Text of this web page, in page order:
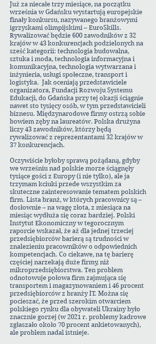
Już za niecałe trzy miesiące, na początku
września w Gdańsku wystartują europejskie
finały konkursu, nazywanego branżowymi
igrzyskami olimpijskimi – EuroSkills.
Rywalizować będzie 600 zawodników z 32
krajów w 43 konkurencjach podzielonych na
sześć kategorii: technologia budowalna,
sztuka i moda, technologia informacyjna i
komunikacyjna, technologia wytwarzana i
inżynieria, usługi społeczne, transport i
logistyka. Jak oceniają przedstawiciele
organizatora, Fundacji Rozwoju Systemu
Edukacji, do Gdańska przy tej okazji ściągnie
nawet sto tysięcy osób, w tym przedstawicieli
biznesu. Międzynarodowe firmy ostrzą sobie
bowiem zęby na laureatów. Polska drużyna
liczy 43 zawodników, którzy będą
rywalizować z reprezentantami 32 krajów w
37 konkurencjach.
Oczywiście byłoby sprawą pożądaną, gdyby
we wrześniu nad polskie morze ściągnęły
tysiące gości z Europy (i nie tylko), ale ja
trzymam kciuki przede wszystkim za
skuteczne zainteresowanie tematem polskich
firm. Lista branż, w których pracownicy są –
dosłownie – na wagę złota, z miesiąca na
miesiąc wydłuża się coraz bardziej. Polski
Instytut Ekonomiczny w tegorocznym
raporcie wskazał, że aż dla jednej trzeciej
przedsiębiorców barierą są trudności w
znalezieniu pracowników o odpowiednich
kompetencjach. Co ciekawe, na tę barierę
częściej narzekają duże firmy, niż
mikroprzedsiębiorstwa. Ten problem
odnotowuje połowa firm zajmująca się
transportem i magazynowaniem i 46 procent
przedsiębiorców z branży IT. Można się
pocieszać, że przed szerokim otwarciem
polskiego rynku dla obywateli Ukrainy było
znacznie gorzej (w 2021 r. problemy kadrowe
zgłaszało około 70 procent ankietowanych),
ale problem nadal istnieje.